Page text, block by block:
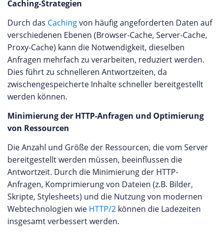
Caching-Strategien
Durch das Cachingvon häufig angeforderten Daten auf
verschiedenen Ebenen (Browser-Cache, Server-Cache,
Proxy-Cache) kann die Notwendigkeit, dieselben
Anfragen mehrfach zu verarbeiten, reduziert werden.
Dies führt zu schnelleren Antwortzeiten, da
zwischengespeicherte Inhalte schneller bereitgestellt
werden können.
Minimierung der HTTP-Anfragen und Optimierung
von Ressourcen
Die Anzahl und Größe der Ressourcen, die vom Server
bereitgestellt werden müssen, beeinflussen die
Antwortzeit. Durch die Minimierung der HTTP-
Anfragen, Komprimierung von Dateien (z.B. Bilder,
Skripte, Stylesheets) und die Nutzung von modernen
Webtechnologien wie HTTP/2 können die Ladezeiten
insgesamt verbessert werden.